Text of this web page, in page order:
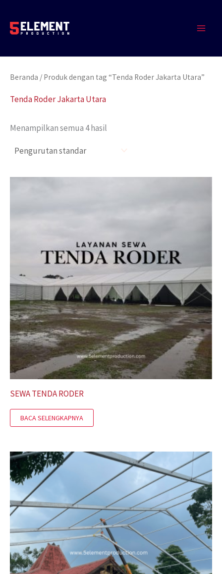
konten
Beranda / Produk dengan tag “Tenda Roder Jakarta Utara”
Tenda Roder Jakarta Utara
Menampilkan semua 4 hasil
SEWA TENDA RODER
BACA SELENGKAPNYA